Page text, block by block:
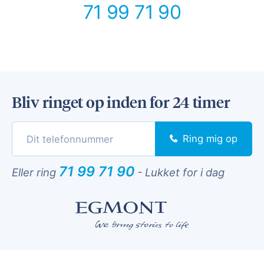
71 99 71 90
Bliv ringet op inden for 24 timer
Ring mig op
Eller ring 71 99 71 90 - Lukket for i dag